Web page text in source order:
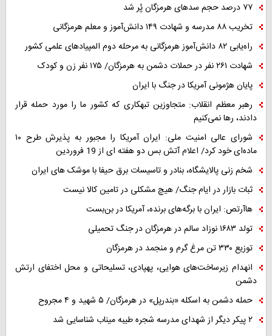
۷۷ درصد حجم سدهای هرمزگان پُر شد
تخریب ۸۸ مدرسه و شهادت ۱۴۹ دانش‌آموز و معلم هرمزگانی
راه‌یابی ۸۲ دانش‌آموز هرمزگانی به مرحله دوم المپیادهای علمی کشور
شهادت ۲۶۱ نفر در حملات دشمن به هرمزگان/ ۱۷۵ نفر زن و کودک
پایان هژمونی آمریکا در جنگ با ایران
رهبر معظم انقلاب: متجاوزین تبهکاری که کشور ما را مورد حمله قرار
دادند، رها نمی‌کنیم
شورای عالی امنیت ملی: ایران آمریکا را مجبور به پذیرش طرح ۱۰
ماده‌ای خود کرد/ اعلام آتش بس دو هفته ای از 19 فروردین
شخم زنی پالایشگاه، بنادر و تاسیسات برق حیفا با موشک های ایران
ثبات بازار در ایام جنگ/ هیچ مشکلی در تامین کالا نیست
هاآرتص: ایران با برگه‌های برنده، آمریکا در بن‌بست
تولد ۱۶۸۳ نوزاد سالم در هرمزگان در جنگ تحمیلی
توزیع ۳۳۰ تن مرغ گرم و منجمد در هرمزگان
انهدام زیرساخت‌های هوایی، پهپادی، تسلیحاتی و محل اختفای ارتش
دشمن
حمله دشمن به اسکله «بندرپل» در هرمزگان/ ۵ شهید و ۴ مجروح
۲ پیکر دیگر از شهدای مدرسه شجره طیبه میناب شناسایی شد